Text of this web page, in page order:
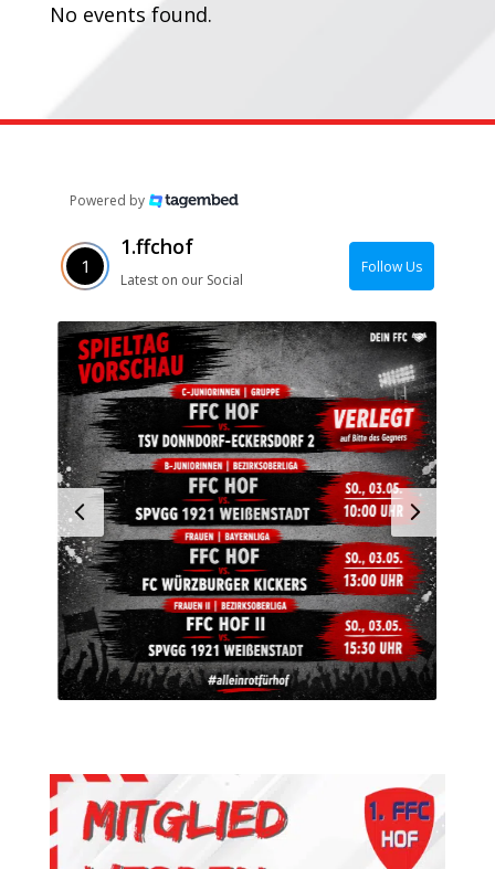
No events found.
Powered by
1.ffchof
Latest on our Social
Follow Us